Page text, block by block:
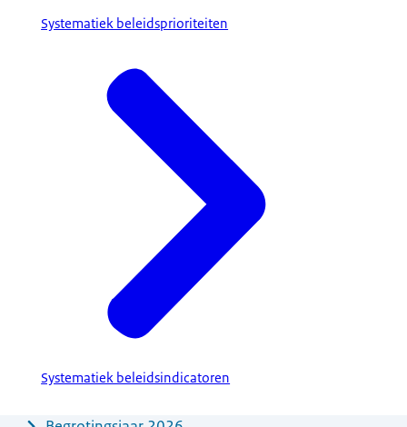
Systematiek beleidsprioriteiten
Systematiek beleidsindicatoren